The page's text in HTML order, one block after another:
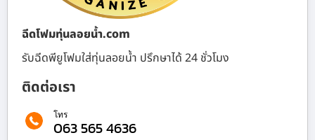
ฉีดโฟมทุ่นลอยน้ำ.com
รับฉีดพียูโฟมใส่ทุ่นลอยน้ำ ปรึกษาได้ 24 ชั่วโมง
ติดต่อเรา
โทร
063 565 4636